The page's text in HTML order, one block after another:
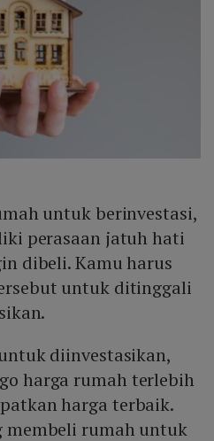
untuk berinvestasi,
perasaan jatuh hati
dibeli. Kamu harus
untuk ditinggali
diinvestasikan,
harga rumah terlebih
harga terbaik.
membeli rumah untuk